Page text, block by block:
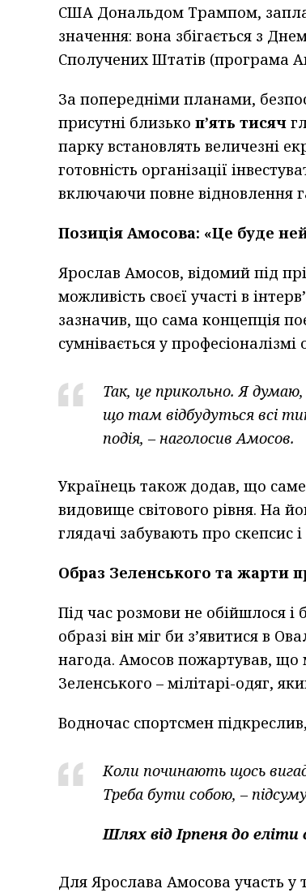
США Дональдом Трампом,
значення: вона збігається з
Сполучених Штатів (програма
За попередніми планами,
присутні близько п’ять тисяч
парку встановлять величезні
готовність організації
включаючи повне відновлення
Позиція Амосова: «Це буде
Ярослав Амосов, відомий під
можливість своєї участі в
зазначив, що сама концепція
сумнівається у професіоналізмі
Так, це прикольно. Я
що там відбудуться всі
подія, – наголосив Амосов.
Українець також додав, що
видовище світового рівня. На
глядачі забувають про скепсис
Образ Зеленського та жарти
Під час розмови не обійшлося
образі він міг би з’явитися в
нагода. Амосов пожартував, що
Зеленського – мілітарі-одяг,
Водночас спортсмен
Коли починають щось
Треба бути собою, –
Шлях від Ірпеня до
Для Ярослава Амосова участь у